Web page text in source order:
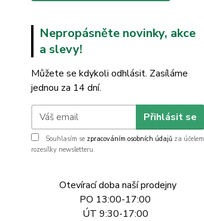
Nepropásněte novinky, akce
a slevy!
Můžete se kdykoli odhlásit. Zasíláme
jednou za 14 dní.
Přihlásit se
Souhlasím se zpracováním osobních údajů za účelem
rozesílky newsletteru.
Otevírací doba naší prodejny
PO 13:00-17:00
ÚT 9:30-17:00